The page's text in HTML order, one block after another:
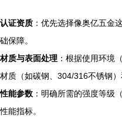
认证资质 ：优先选择像奥亿五金
础保障。
材质与表面处理 ：根据使用环境
材质（如碳钢、304/316不锈钢）
性能参数 ：明确所需的强度等级
性能指标。